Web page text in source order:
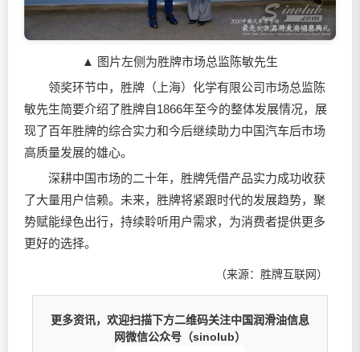
▲ 图片左侧为胜牌市场总监陈敏先生
领奖环节中，胜牌（上海）化学有限公司市场总监陈
敏先生简要介绍了胜牌自1866年至今的整体发展情况，展
现了百年胜牌的综合实力和今后继续助力中国汽车后市场
高质量发展的雄心。
深耕中国市场的二十年，胜牌凭借产品实力成功收获
了大量用户信赖。未来，胜牌将紧跟时代的发展趋势，聚
势赋能绿色出行，持续聆听用户需求，为消费者提供更多
更好的选择。
（来源：胜牌互联网）
更多资讯，欢迎扫描下方二维码关注中国润滑油信息
网微信公众号（sinolub）